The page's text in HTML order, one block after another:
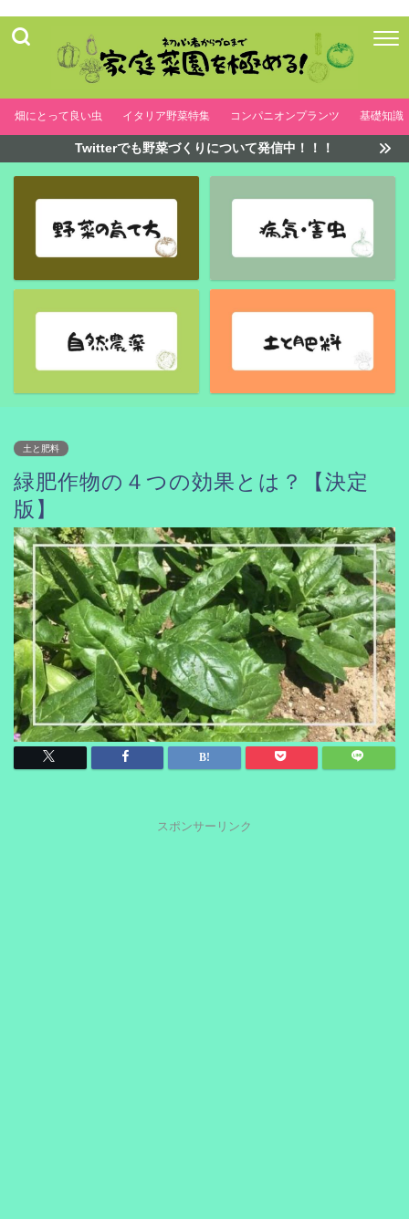
畑にとって良い虫 イタリア野菜特集 コンパニオンプランツ 基礎知識
Twitterでも野菜づくりについて発信中！！！
土と肥料
緑肥作物の４つの効果とは？【決定
版】
スポンサーリンク